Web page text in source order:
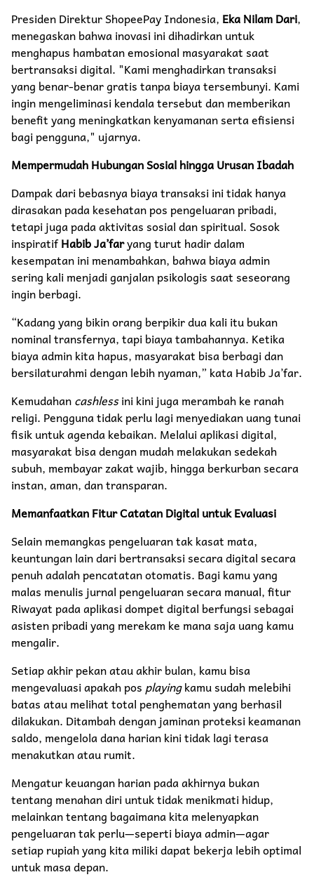
​Presiden Direktur ShopeePay Indonesia, Eka Nilam Dari,
menegaskan bahwa inovasi ini dihadirkan untuk
menghapus hambatan emosional masyarakat saat
bertransaksi digital. "Kami menghadirkan transaksi
yang benar-benar gratis tanpa biaya tersembunyi. Kami
ingin mengeliminasi kendala tersebut dan memberikan
benefit yang meningkatkan kenyamanan serta efisiensi
bagi pengguna," ujarnya.
Mempermudah Hubungan Sosial hingga Urusan Ibadah
​Dampak dari bebasnya biaya transaksi ini tidak hanya
dirasakan pada kesehatan pos pengeluaran pribadi,
tetapi juga pada aktivitas sosial dan spiritual. Sosok
inspiratifHabib Ja’faryang turut hadir dalam
kesempatan ini menambahkan, bahwa biaya admin
sering kali menjadi ganjalan psikologis saat seseorang
ingin berbagi.
​“Kadang yang bikin orang berpikir dua kali itu bukan
nominal transfernya, tapi biaya tambahannya. Ketika
biaya admin kita hapus, masyarakat bisa berbagi dan
bersilaturahmi dengan lebih nyaman,” kata Habib Ja’far.
​Kemudahancashlessini kini juga merambah ke ranah
religi. Pengguna tidak perlu lagi menyediakan uang tunai
fisik untuk agenda kebaikan. Melalui aplikasi digital,
masyarakat bisa dengan mudah melakukan sedekah
subuh, membayar zakat wajib, hingga berkurban secara
instan, aman, dan transparan.
Memanfaatkan Fitur Catatan Digital untuk Evaluasi
​Selain memangkas pengeluaran tak kasat mata,
keuntungan lain dari bertransaksi secara digital secara
penuh adalah pencatatan otomatis. Bagi kamu yang
malas menulis jurnal pengeluaran secara manual, fitur
Riwayat pada aplikasi dompet digital berfungsi sebagai
asisten pribadi yang merekam ke mana saja uang kamu
mengalir.
​Setiap akhir pekan atau akhir bulan, kamu bisa
mengevaluasi apakah pos playingkamu sudah melebihi
batas atau melihat total penghematan yang berhasil
dilakukan. Ditambah dengan jaminan proteksi keamanan
saldo, mengelola dana harian kini tidak lagi terasa
menakutkan atau rumit.
​Mengatur keuangan harian pada akhirnya bukan
tentang menahan diri untuk tidak menikmati hidup,
melainkan tentang bagaimana kita melenyapkan
pengeluaran tak perlu—seperti biaya admin—agar
setiap rupiah yang kita miliki dapat bekerja lebih optimal
untuk masa depan.